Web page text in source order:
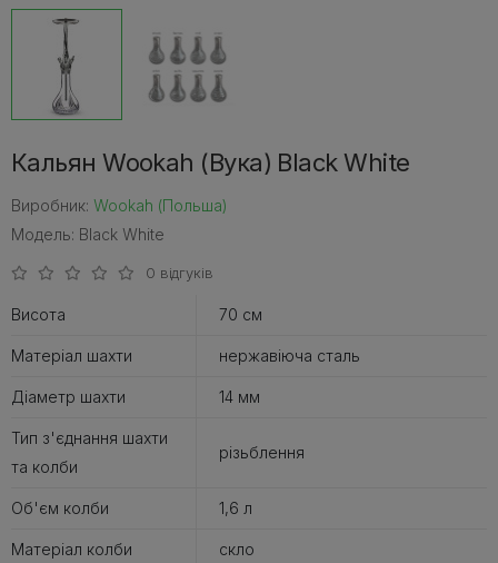
Кальян Wookah (Вука) Black White
Виробник: Wookah (Польша)
Модель: Black White
0 відгуків
Висота 70 см
Матеріал шахти нержавіюча сталь
Діаметр шахти 14 мм
Тип з'єднання шахти
та колби
різьблення
Об'єм колби 1,6 л
Матеріал колби скло